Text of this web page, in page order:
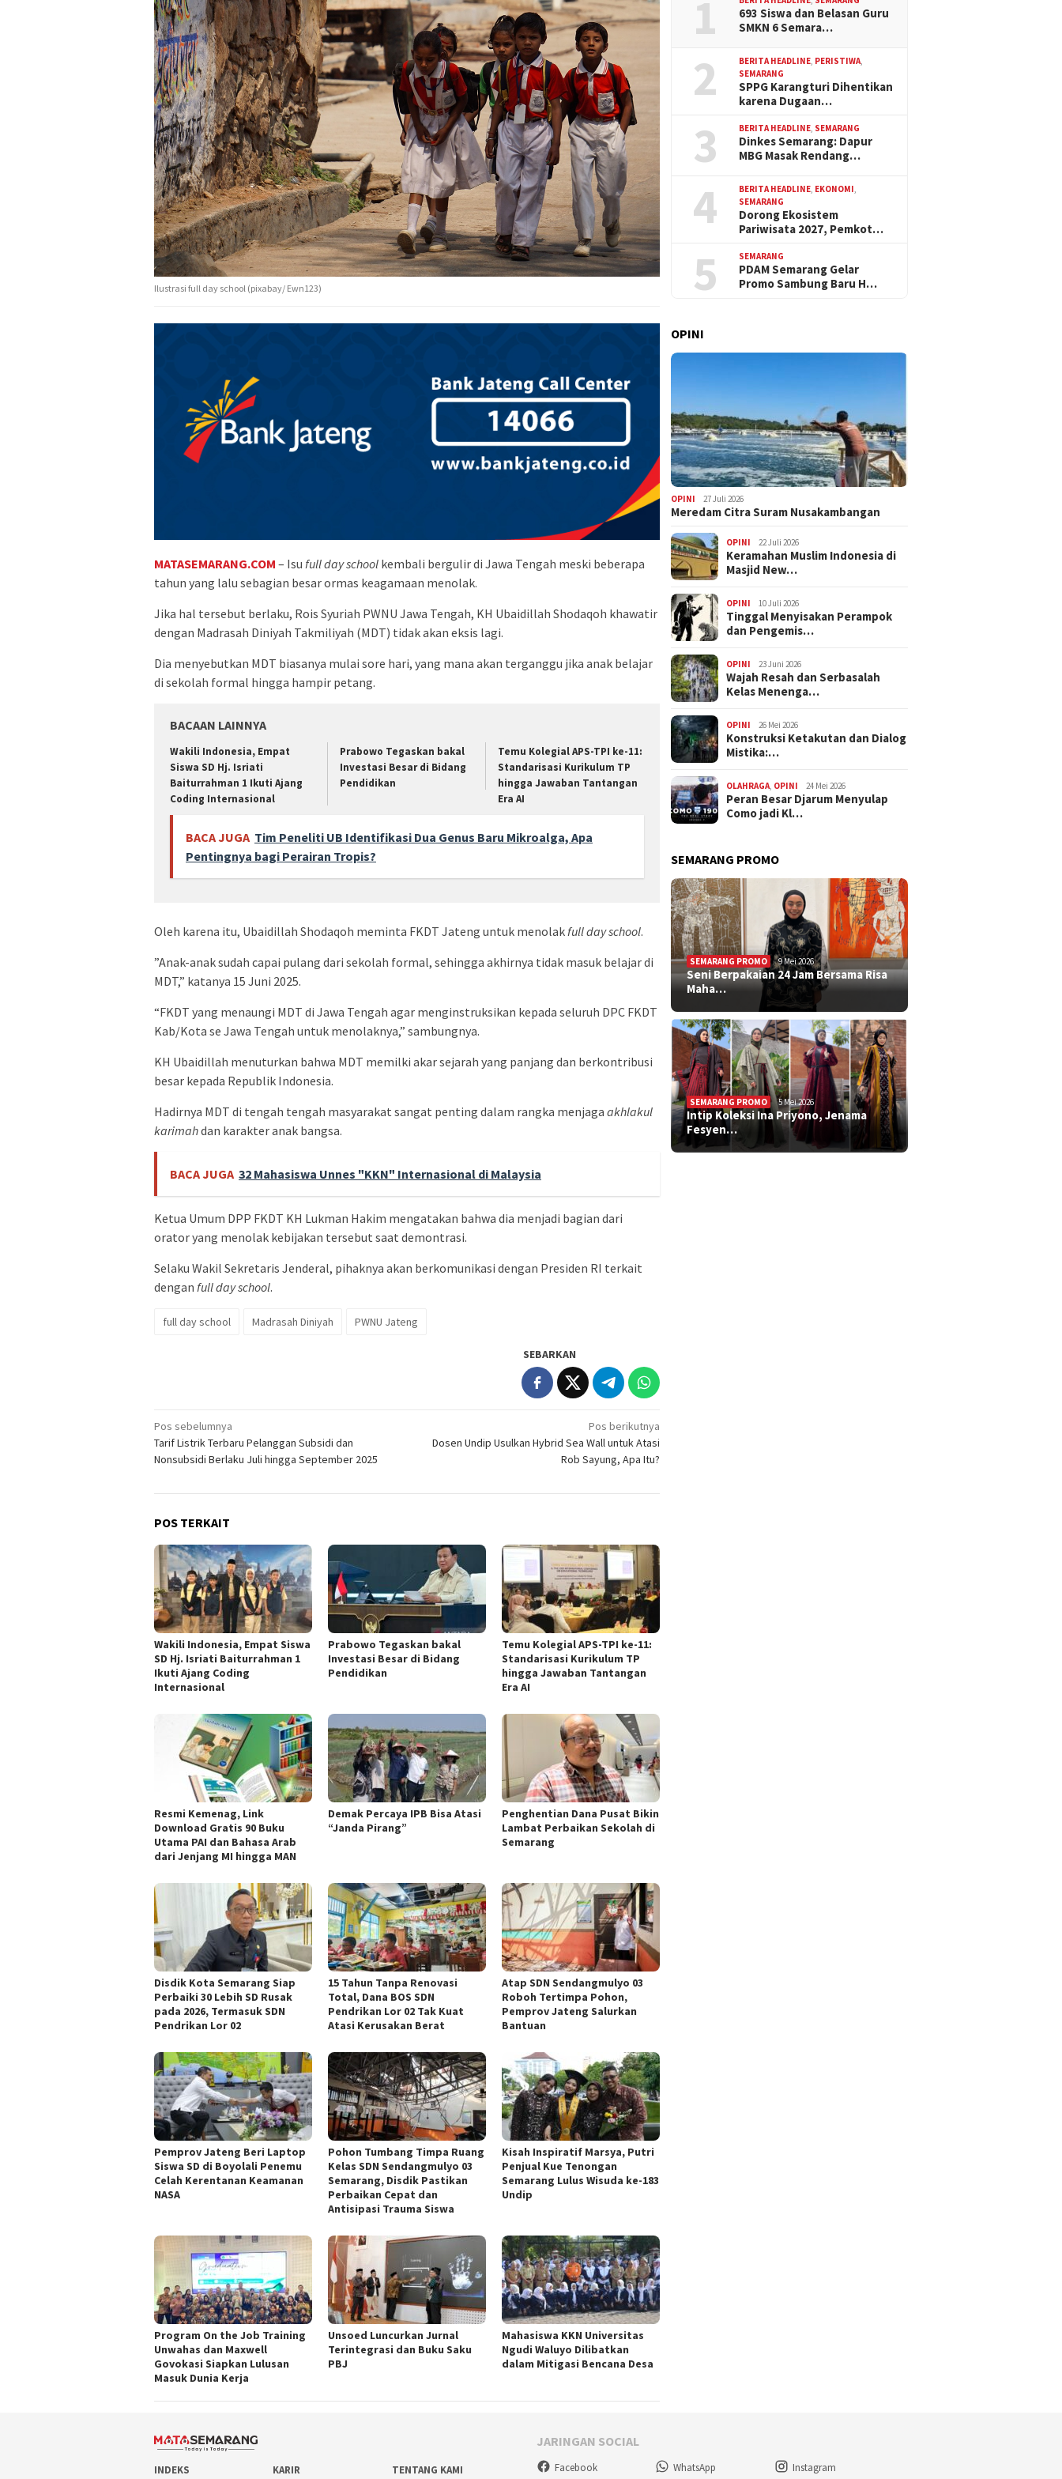
Ilustrasi full day school (pixabay/ Ewn123)
MATASEMARANG.COM – Isu full day school kembali bergulir di Jawa Tengah meski beberapa
tahun yang lalu sebagian besar ormas keagamaan menolak.
Jika hal tersebut berlaku, Rois Syuriah PWNU Jawa Tengah, KH Ubaidillah Shodaqoh khawatir
dengan Madrasah Diniyah Takmiliyah (MDT) tidak akan eksis lagi.
Dia menyebutkan MDT biasanya mulai sore hari, yang mana akan terganggu jika anak belajar
di sekolah formal hingga hampir petang.
BACAAN LAINNYA
Wakili Indonesia, Empat
Siswa SD Hj. Isriati
Baiturrahman 1 Ikuti Ajang
Coding Internasional
Prabowo Tegaskan bakal
Investasi Besar di Bidang
Pendidikan
Temu Kolegial APS-TPI ke-11:
Standarisasi Kurikulum TP
hingga Jawaban Tantangan
Era AI
BACA JUGA Tim Peneliti UB Identifikasi Dua Genus Baru Mikroalga, Apa
Pentingnya bagi Perairan Tropis?
Oleh karena itu, Ubaidillah Shodaqoh meminta FKDT Jateng untuk menolak full day school.
”Anak-anak sudah capai pulang dari sekolah formal, sehingga akhirnya tidak masuk belajar di
MDT,” katanya 15 Juni 2025.
“FKDT yang menaungi MDT di Jawa Tengah agar menginstruksikan kepada seluruh DPC FKDT
Kab/Kota se Jawa Tengah untuk menolaknya,” sambungnya.
KH Ubaidillah menuturkan bahwa MDT memilki akar sejarah yang panjang dan berkontribusi
besar kepada Republik Indonesia.
Hadirnya MDT di tengah tengah masyarakat sangat penting dalam rangka menjaga akhlakul
karimahdan karakter anak bangsa.
BACA JUGA 32 Mahasiswa Unnes "KKN" Internasional di Malaysia
Ketua Umum DPP FKDT KH Lukman Hakim mengatakan bahwa dia menjadi bagian dari
orator yang menolak kebijakan tersebut saat demontrasi.
Selaku Wakil Sekretaris Jenderal, pihaknya akan berkomunikasi dengan Presiden RI terkait
dengan full day school.
full day school Madrasah Diniyah PWNU Jateng
SEBARKAN
Navigasi
pos
Pos sebelumnya
Tarif Listrik Terbaru Pelanggan Subsidi dan
Nonsubsidi Berlaku Juli hingga September 2025
Pos berikutnya
Dosen Undip Usulkan Hybrid Sea Wall untuk Atasi
Rob Sayung, Apa Itu?
POS TERKAIT
Wakili Indonesia, Empat Siswa
SD Hj. Isriati Baiturrahman 1
Ikuti Ajang Coding
Internasional
Prabowo Tegaskan bakal
Investasi Besar di Bidang
Pendidikan
Temu Kolegial APS-TPI ke-11:
Standarisasi Kurikulum TP
hingga Jawaban Tantangan
Era AI
Resmi Kemenag, Link
Download Gratis 90 Buku
Utama PAI dan Bahasa Arab
dari Jenjang MI hingga MAN
Demak Percaya IPB Bisa Atasi
“Janda Pirang”
Penghentian Dana Pusat Bikin
Lambat Perbaikan Sekolah di
Semarang
Disdik Kota Semarang Siap
Perbaiki 30 Lebih SD Rusak
pada 2026, Termasuk SDN
Pendrikan Lor 02
15 Tahun Tanpa Renovasi
Total, Dana BOS SDN
Pendrikan Lor 02 Tak Kuat
Atasi Kerusakan Berat
Atap SDN Sendangmulyo 03
Roboh Tertimpa Pohon,
Pemprov Jateng Salurkan
Bantuan
Pemprov Jateng Beri Laptop
Siswa SD di Boyolali Penemu
Celah Kerentanan Keamanan
NASA
Pohon Tumbang Timpa Ruang
Kelas SDN Sendangmulyo 03
Semarang, Disdik Pastikan
Perbaikan Cepat dan
Antisipasi Trauma Siswa
Kisah Inspiratif Marsya, Putri
Penjual Kue Tenongan
Semarang Lulus Wisuda ke-183
Undip
Program On the Job Training
Unwahas dan Maxwell
Govokasi Siapkan Lulusan
Masuk Dunia Kerja
Unsoed Luncurkan Jurnal
Terintegrasi dan Buku Saku
PBJ
Mahasiswa KKN Universitas
Ngudi Waluyo Dilibatkan
dalam Mitigasi Bencana Desa
1
693 Siswa dan Belasan Guru
SMKN 6 Semara…
2 BERITA HEADLINE PERISTIWA
SEMARANG
SPPG Karangturi Dihentikan
karena Dugaan…
3 BERITA HEADLINE SEMARANG
Dinkes Semarang: Dapur
MBG Masak Rendang…
4 BERITA HEADLINE EKONOMI
SEMARANG
Dorong Ekosistem
Pariwisata 2027, Pemkot…
5 SEMARANG
PDAM Semarang Gelar
Promo Sambung Baru H…
OPINI
OPINI 27 Juli 2026
Meredam Citra Suram Nusakambangan
OPINI 22 Juli 2026
Keramahan Muslim Indonesia di
Masjid New…
OPINI 10 Juli 2026
Tinggal Menyisakan Perampok
dan Pengemis…
OPINI 23 Juni 2026
Wajah Resah dan Serbasalah
Kelas Menenga…
OPINI 26 Mei 2026
Konstruksi Ketakutan dan Dialog
Mistika:…
OLAHRAGA OPINI 24 Mei 2026
Peran Besar Djarum Menyulap
Como jadi Kl…
SEMARANG PROMO
SEMARANG PROMO 9 Mei 2026
Seni Berpakaian 24 Jam Bersama Risa
Maha…
SEMARANG PROMO 5 Mei 2026
Intip Koleksi Ina Priyono, Jenama
Fesyen…
INDEKS KARIR TENTANG KAMI
JARINGAN SOCIAL
Facebook WhatsApp Instagram